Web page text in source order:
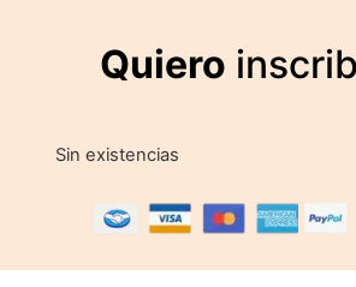
Quiero
Sin existencias